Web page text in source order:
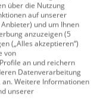
spülrandlos Start
alpinweiß inkl. WC-
über die Nutzung
auf unserer
und um Ihnen
anzuzeigen (5
(„Alles akzeptieren“)
von
an und reichern
Datenverarbeitung
an. Weitere Informationen
unserer